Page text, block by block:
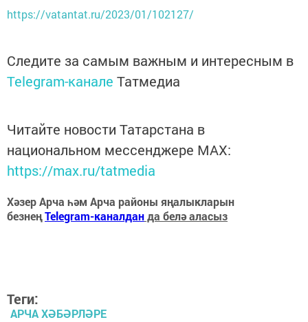
https://vatantat.ru/2023/01/102127/
Следите за самым важным и интересным в
Telegram-канале Татмедиа
Читайте новости Татарстана в
национальном мессенджере MАХ:
https://max.ru/tatmedia
Хәзер Арча һәм Арча районы яңалыкларын
безнеңTelegram-каналданда белә аласыз
Теги:
АРЧА ХӘБӘРЛӘРЕ